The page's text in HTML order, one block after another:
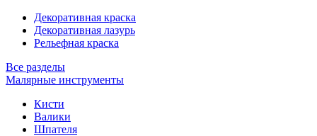
Декоративная краска
Декоративная лазурь
Рельефная краска
Все разделы
Малярные инструменты
Кисти
Валики
Шпателя